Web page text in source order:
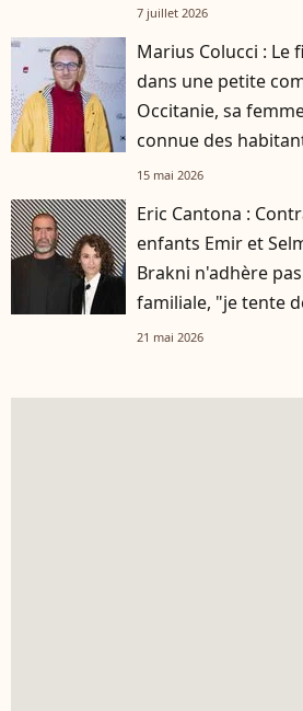
7 juillet 2026
Marius Colucci : Le
dans une petite
Occitanie, sa
connue des
15 mai 2026
Eric Cantona :
enfants Emir et
Brakni n'adhère
familiale, "je tente
d'avis"
21 mai 2026